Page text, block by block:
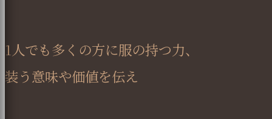
1人でも多くの方に服の持つ力、
装う意味や価値を伝え